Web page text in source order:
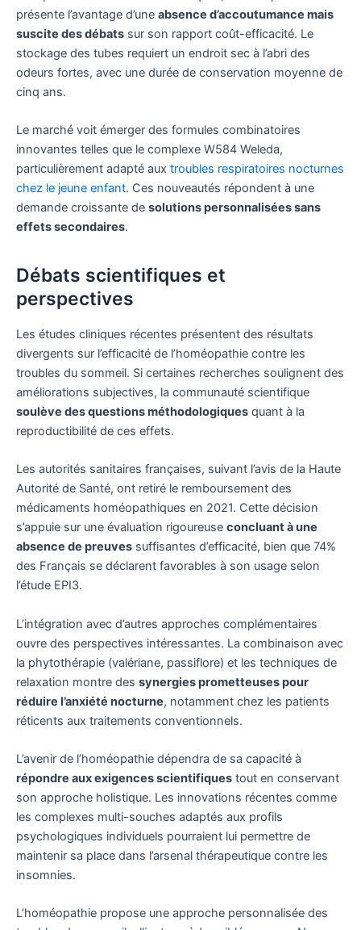
présente l’avantage d’une absence d’accoutumance mais
suscite des débats sur son rapport coût-efficacité. Le
stockage des tubes requiert un endroit sec à l’abri des
odeurs fortes, avec une durée de conservation moyenne de
cinq ans.
Le marché voit émerger des formules combinatoires
innovantes telles que le complexe W584 Weleda,
particulièrement adapté aux troubles respiratoires nocturnes
chez le jeune enfant. Ces nouveautés répondent à une
demande croissante de solutions personnalisées sans
effets secondaires.
Débats scientifiques et
perspectives
Les études cliniques récentes présentent des résultats
divergents sur l’efficacité de l’homéopathie contre les
troubles du sommeil. Si certaines recherches soulignent des
améliorations subjectives, la communauté scientifique
soulève des questions méthodologiques quant à la
reproductibilité de ces effets.
Les autorités sanitaires françaises, suivant l’avis de la Haute
Autorité de Santé, ont retiré le remboursement des
médicaments homéopathiques en 2021. Cette décision
s’appuie sur une évaluation rigoureuse concluant à une
absence de preuves suffisantes d’efficacité, bien que 74%
des Français se déclarent favorables à son usage selon
l’étude EPI3.
L’intégration avec d’autres approches complémentaires
ouvre des perspectives intéressantes. La combinaison avec
la phytothérapie (valériane, passiflore) et les techniques de
relaxation montre des synergies prometteuses pour
réduire l’anxiété nocturne, notamment chez les patients
réticents aux traitements conventionnels.
L’avenir de l’homéopathie dépendra de sa capacité à
répondre aux exigences scientifiques tout en conservant
son approche holistique. Les innovations récentes comme
les complexes multi-souches adaptés aux profils
psychologiques individuels pourraient lui permettre de
maintenir sa place dans l’arsenal thérapeutique contre les
insomnies.
L’homéopathie propose une approche personnalisée des